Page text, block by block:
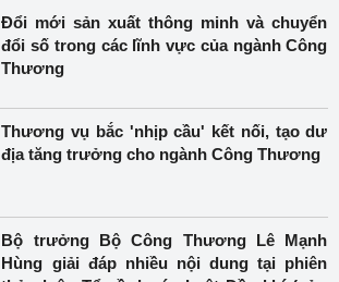
Đổi mới sản xuất thông minh và chuyển
đổi số trong các lĩnh vực của ngành Công
Thương
Thương vụ bắc 'nhịp cầu' kết nối, tạo dư
địa tăng trưởng cho ngành Công Thương
Bộ trưởng Bộ Công Thương Lê Mạnh
Hùng giải đáp nhiều nội dung tại phiên